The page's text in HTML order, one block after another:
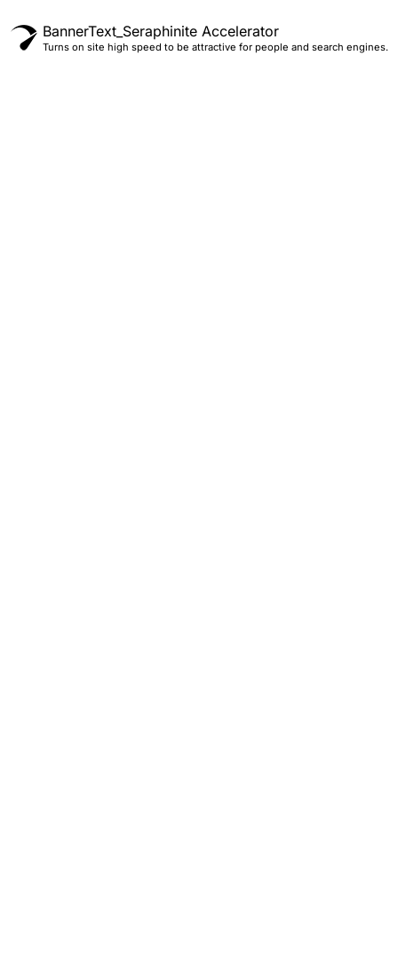
BannerText_Seraphinite Accelerator
Turns on site high speed to be attractive for people and search engines.